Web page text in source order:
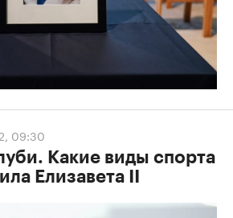
09:30
Какие виды спорта
Елизавета II